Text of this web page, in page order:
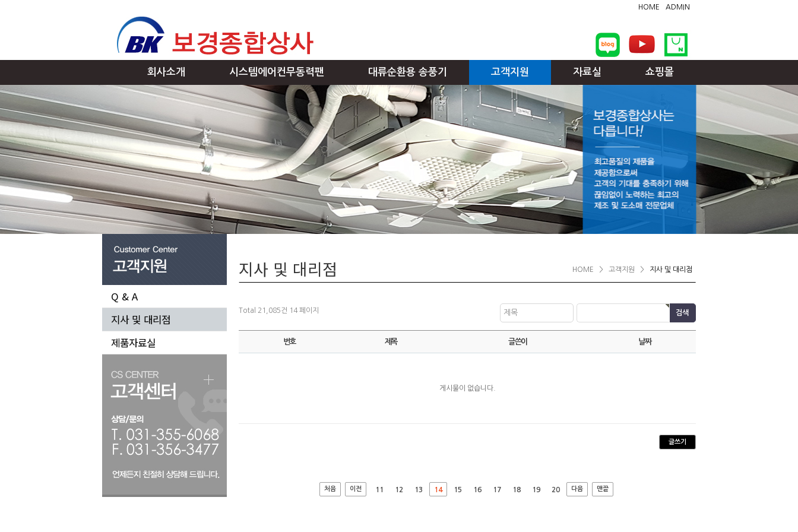
HOME ADMIN
회사소개 시스템에어컨무동력팬 대류순환용 송풍기 고객지원 자료실 쇼핑몰
Q & A
지사 및 대리점
제품자료실
지사 및 대리점 HOME > 고객지원 > 지사 및 대리점
Total 21,085건 14 페이지 제목
번호 제목 글쓴이 날짜
게시물이 없습니다.
글쓰기
처음 이전 11 12 13 14 15 16 17 18 19 20 다음 맨끝